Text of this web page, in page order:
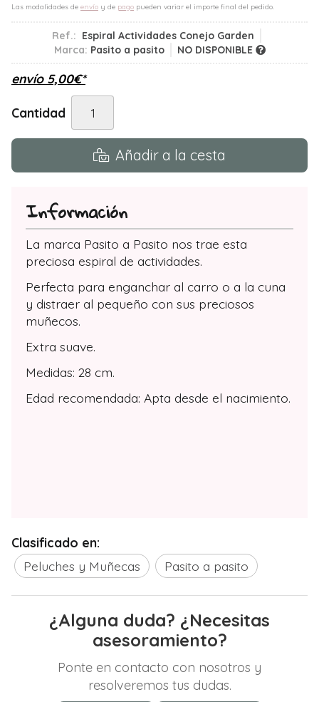
Las modalidades de envío y de pago pueden variar el importe final del pedido.
Ref.: Espiral Actividades Conejo Garden
Marca: Pasito a pasito NO DISPONIBLE
envío 5,00€*
Cantidad
Añadir a la cesta
Información
La marca Pasito a Pasito nos trae esta
preciosa espiral de actividades.
Perfecta para enganchar al carro o a la cuna
y distraer al pequeño con sus preciosos
muñecos.
Extra suave.
Medidas: 28 cm.
Edad recomendada: Apta desde el nacimiento.
Clasificado en:
Peluches y Muñecas
Pasito a pasito
¿Alguna duda? ¿Necesitas
asesoramiento?
Ponte en contacto con nosotros y
resolveremos tus dudas.